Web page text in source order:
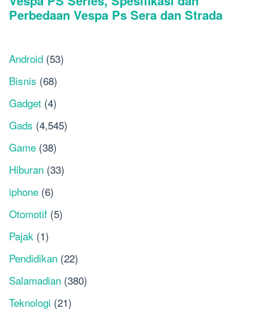
Android (53)
Bisnis (68)
Gadget (4)
Gads (4,545)
Game (38)
Hiburan (33)
iphone (6)
Otomotif (5)
Pajak (1)
Pendidikan (22)
Salamadian (380)
Teknologi (21)